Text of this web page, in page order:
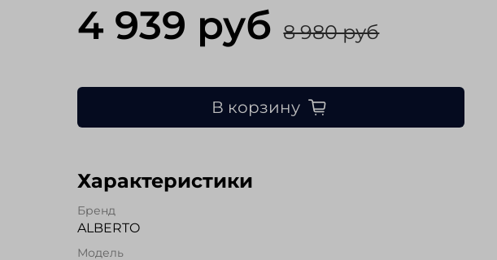
4 939 руб 8 980 руб
В корзину
Характеристики
Бренд
ALBERTO
Модель